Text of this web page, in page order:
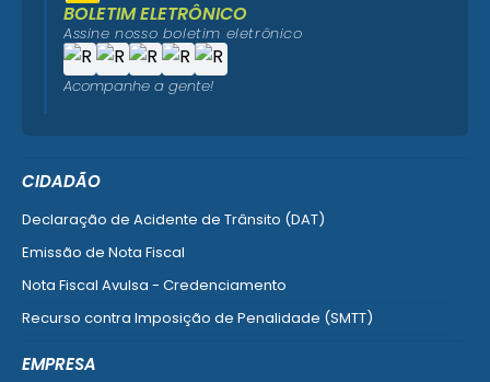
CIDADÃO
Declaração de Acidente de Trânsito (DAT)
Emissão de Nota Fiscal
Nota Fiscal Avulsa - Credenciamento
Recurso contra Imposição de Penalidade (SMTT)
EMPRESA
BOLETIM ELETRÔNICO
Assine nosso boletim eletrônico
Acompanhe a gente!